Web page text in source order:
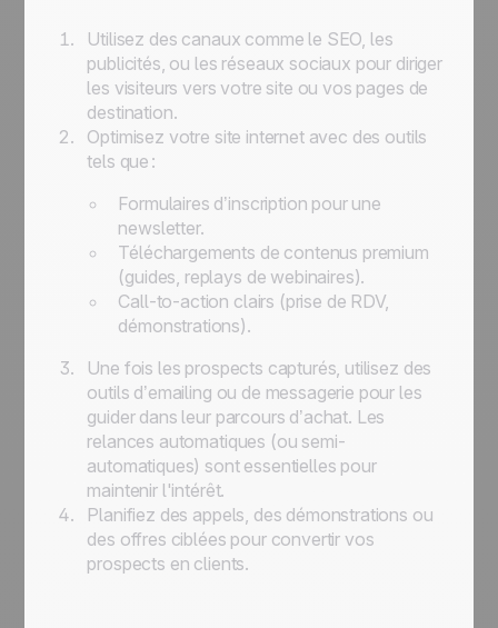
Utilisez des canaux comme le SEO, les
publicités, ou les réseaux sociaux pour diriger
les visiteurs vers votre site ou vos pages de
destination.
Optimisez votre site internet avec des outils
tels que :
Formulaires d’inscription pour une
newsletter.
Téléchargements de contenus premium
(guides, replays de webinaires).
Call-to-action clairs (prise de RDV,
démonstrations).
Une fois les prospects capturés, utilisez des
outils d’emailing ou de messagerie pour les
guider dans leur parcours d’achat. Les
relances automatiques (ou semi-
automatiques) sont essentielles pour
maintenir l'intérêt.
Planifiez des appels, des démonstrations ou
des offres ciblées pour convertir vos
prospects en clients.